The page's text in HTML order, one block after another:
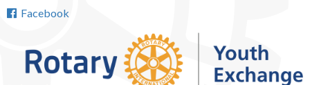
Facebook